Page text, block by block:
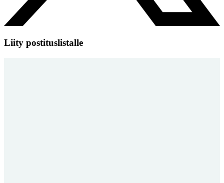
Liity postituslistalle